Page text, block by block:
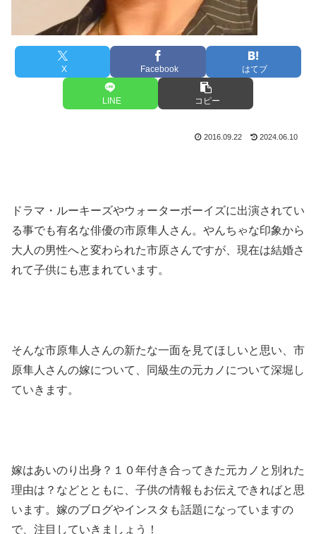
X Facebook はてブ
LINE コピー
2016.09.22 2024.06.10
ドラマ・ルーキーズやウォーターボーイズに出演されてい
る事でも有名な俳優の市原隼人さん。 やんちゃな印象から
大人の男性へと変わられた市原さんですが、現在は結婚さ
れて子供にも恵まれています。
そんな市原隼人さんの新たな一面を見てほしいと思い、市
原隼人さんの嫁について、同級生の元カノについて深堀し
ていきます。
嫁はあいのり出身？１０年付き合ってきた元カノと別れた
理由は？などとともに、子供の情報もお伝えできればと思
います。嫁のブログやインスタも話題になっていますの
で、注目していきましょう！